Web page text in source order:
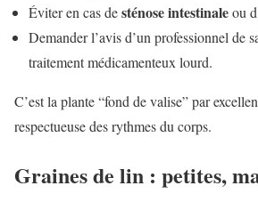
Éviter en cas desténose intestinaleou
Demander l’avis d’un professionnel de
traitement médicamenteux lourd.
C’est la plante “fond de valise” par
respectueuse des rythmes du corps.
Graines de lin : petites,